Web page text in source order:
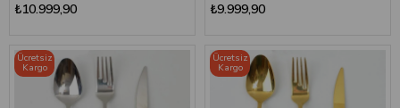
₺10.999,90 ₺9.999,90
Ücretsiz
Kargo
Ücretsiz
Kargo